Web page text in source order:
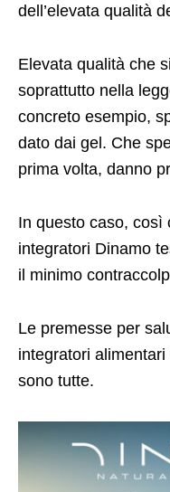
dell’elevata qualità
Elevata qualità che
soprattutto nella
concreto esempio,
dato dai gel. Che
prima volta, danno
In questo caso, così
integratori Dinamo
il minimo
Le premesse per
integratori
sono tutte.